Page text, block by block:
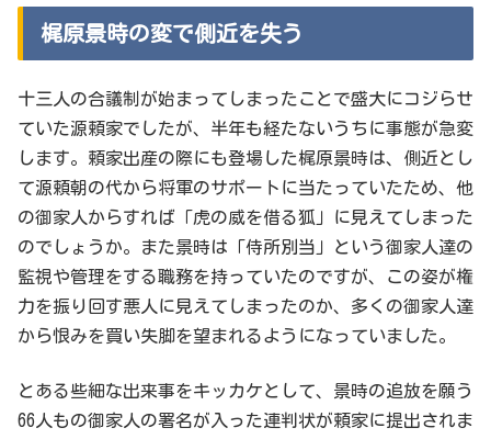
梶原景時の変で側近を失う
十三人の合議制が始まってしまったことで盛大にコジらせ
ていた源頼家でしたが、半年も経たないうちに事態が急変
します。頼家出産の際にも登場した梶原景時は、側近とし
て源頼朝の代から将軍のサポートに当たっていたため、他
の御家人からすれば「虎の威を借る狐」に見えてしまった
のでしょうか。また景時は「侍所別当」という御家人達の
監視や管理をする職務を持っていたのですが、この姿が権
力を振り回す悪人に見えてしまったのか、多くの御家人達
から恨みを買い失脚を望まれるようになっていました。
とある些細な出来事をキッカケとして、景時の追放を願う
66人もの御家人の署名が入った連判状が頼家に提出されま